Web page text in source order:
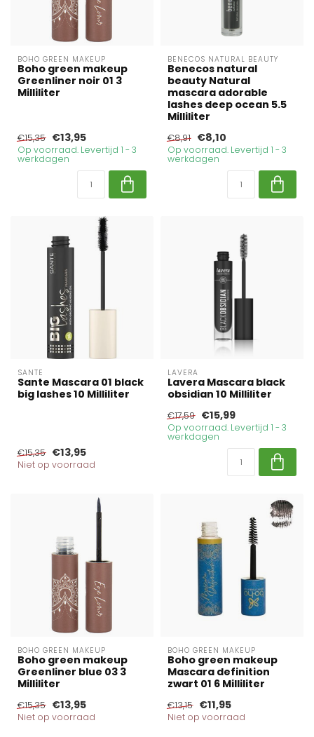
BOHO GREEN MAKEUP
Boho green makeup
Greenliner noir 01 3
Milliliter
€15,35 €13,95
Op voorraad. Levertijd 1 - 3
werkdagen
BENECOS NATURAL BEAUTY
Benecos natural
beauty Natural
mascara adorable
lashes deep ocean 5.5
Milliliter
€8,91 €8,10
Op voorraad. Levertijd 1 - 3
werkdagen
SANTE
Sante Mascara 01 black
big lashes 10 Milliliter
€15,35 €13,95
Niet op voorraad
LAVERA
Lavera Mascara black
obsidian 10 Milliliter
€17,59 €15,99
Op voorraad. Levertijd 1 - 3
werkdagen
BOHO GREEN MAKEUP
Boho green makeup
Greenliner blue 03 3
Milliliter
€15,35 €13,95
Niet op voorraad
BOHO GREEN MAKEUP
Boho green makeup
Mascara definition
zwart 01 6 Milliliter
€13,15 €11,95
Niet op voorraad